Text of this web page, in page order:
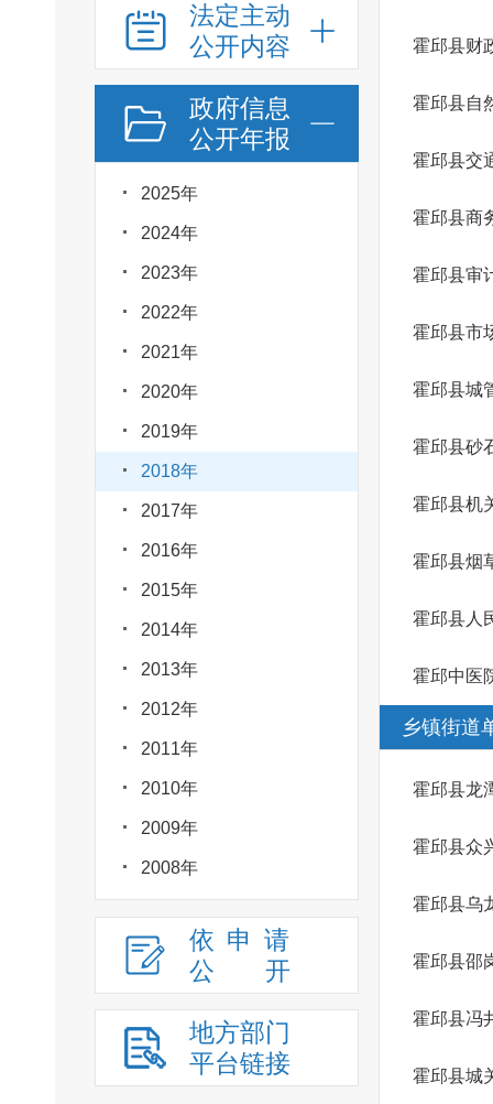
法定主动
公开内容
政府信息
公开年报
2025年
2024年
2023年
2022年
2021年
2020年
2019年
2018年
2017年
2016年
2015年
2014年
2013年
2012年
2011年
2010年
2009年
2008年
依申请
公
开
地方部门
平台链接
霍邱县财
霍邱县自
霍邱县交
霍邱县商
霍邱县审
霍邱县市
霍邱县城
霍邱县砂
霍邱县机
霍邱县烟
霍邱县人
霍邱中医
乡镇街道
霍邱县龙
霍邱县众
霍邱县乌
霍邱县邵
霍邱县冯
霍邱县城